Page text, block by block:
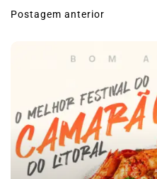
N
g
a
ç
Postagem anterior